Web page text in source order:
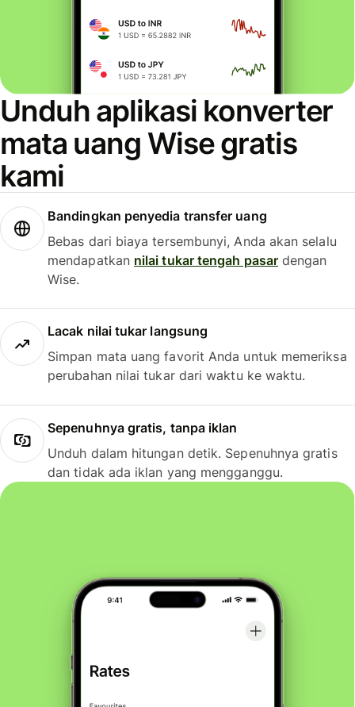
Unduh aplikasi konverter
mata uang Wise gratis
kami
Bandingkan penyedia transfer uang
Bebas dari biaya tersembunyi, Anda akan selalu
mendapatkan nilai tukar tengah pasardengan
Wise.
Lacak nilai tukar langsung
Simpan mata uang favorit Anda untuk memeriksa
perubahan nilai tukar dari waktu ke waktu.
Sepenuhnya gratis, tanpa iklan
Unduh dalam hitungan detik. Sepenuhnya gratis
dan tidak ada iklan yang mengganggu.